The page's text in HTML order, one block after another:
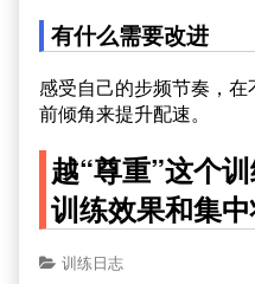
有什么需要改进
感受自己的步频节奏，
前倾角来提升配速。
越“尊重”这个
训练效果和集中
训练日志